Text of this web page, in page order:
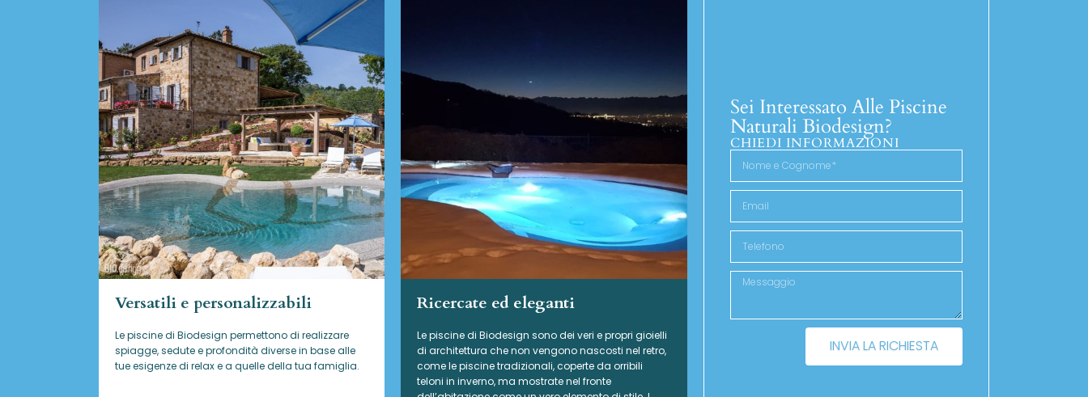
Versatili e personalizzabili
Le piscine di Biodesign permettono di realizzare
spiagge, sedute e profondità diverse in base alle
tue esigenze di relax e a quelle della tua famiglia.
Ricercate ed eleganti
Le piscine di Biodesign sono dei veri e propri gioielli
di architettura che non vengono nascosti nel retro,
come le piscine tradizionali, coperte da orribili
teloni in inverno, ma mostrate nel fronte
Sei Interessato Alle Piscine
Naturali Biodesign?
CHIEDI INFORMAZIONI
INVIA LA RICHIESTA